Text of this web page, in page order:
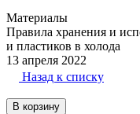
Материалы
Правила хранения и
и пластиков в холода
13 апреля 2022
Назад к списку
В корзину